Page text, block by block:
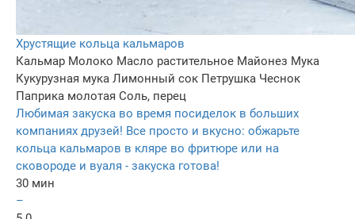
Хрустящие кольца кальмаров
Кальмар Молоко Масло растительное Майонез Мука
Кукурузная мука Лимонный сок Петрушка Чеснок
Паприка молотая Соль, перец
Любимая закуска во время посиделок в больших
компаниях друзей! Все просто и вкусно: обжарьте
кольца кальмаров в кляре во фритюре или на
сковороде и вуаля - закуска готова!
30 мин
–